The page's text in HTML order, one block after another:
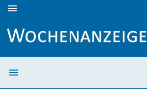
menu
menu